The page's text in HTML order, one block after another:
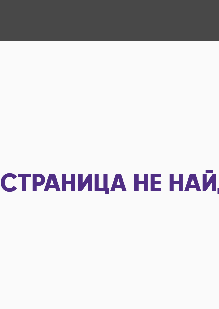
СТРАНИЦА НЕ